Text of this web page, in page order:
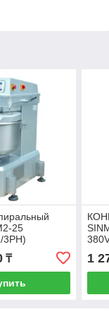
25
3PH)
₸ 1